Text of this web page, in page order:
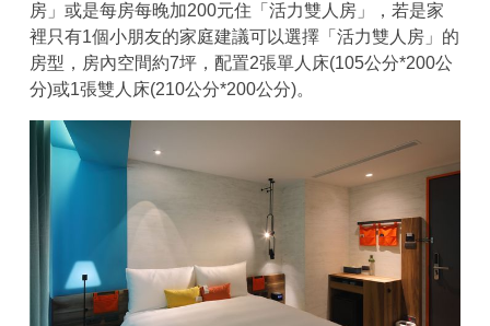
房」或是每房每晚加200元住「活力雙人房」，若是家
裡只有1個小朋友的家庭建議可以選擇「活力雙人房」的
房型，房內空間約7坪，配置2張單人床(105公分*200公
分)或1張雙人床(210公分*200公分)。